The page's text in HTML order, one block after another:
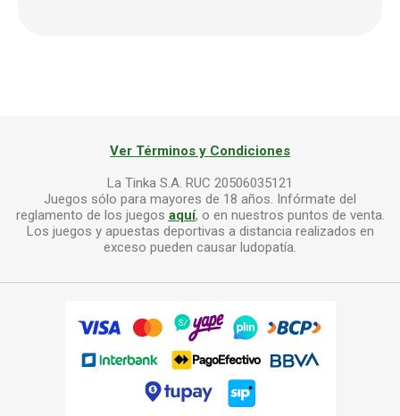
Ver Términos y Condiciones
La Tinka S.A. RUC 20506035121
Juegos sólo para mayores de 18 años. Infórmate del
reglamento de los juegos aquí, o en nuestros puntos de venta.
Los juegos y apuestas deportivas a distancia realizados en
exceso pueden causar ludopatía.